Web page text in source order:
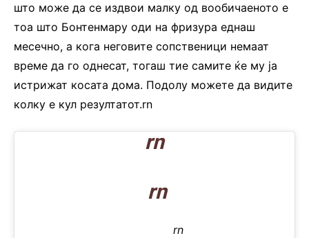
што може да се издвои малку од вообичаеното е
тоа што Бонтенмару оди на фризура еднаш
месечно, а кога неговите сопственици немаат
време да го однесат, тогаш тие самите ќе му ја
истрижат косата дома. Подолу можете да видите
колку е кул резултатот.rn
rn
rn
rn